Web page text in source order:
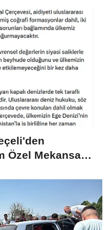
Özel Mekansal